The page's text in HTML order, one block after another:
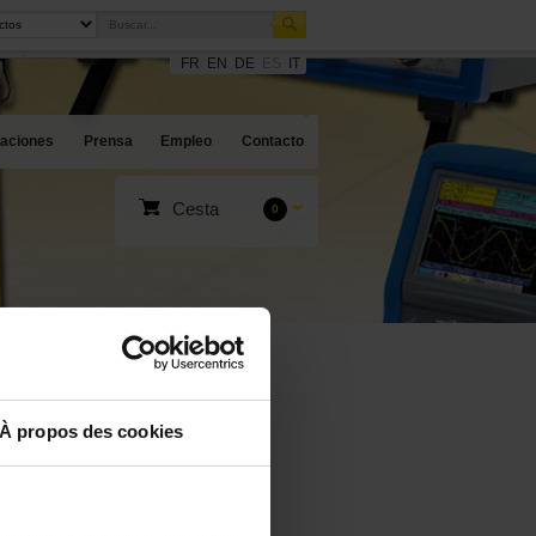
À propos des cookies
FR EN DE IT
Prensa Empleo Contacto
Cesta 0